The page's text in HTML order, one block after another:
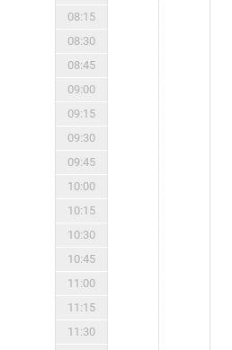
08:15
08:30
08:45
09:00
09:15
09:30
09:45
10:00
10:15
10:30
10:45
11:00
11:15
11:30